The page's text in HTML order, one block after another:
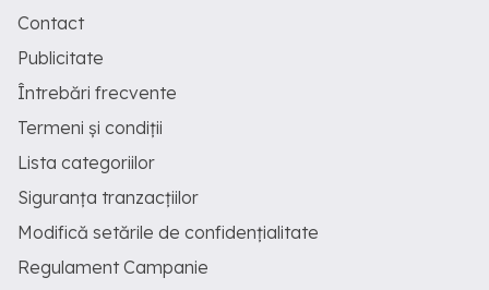
Contact
Publicitate
Întrebări frecvente
Termeni și condiții
Lista categoriilor
Siguranța tranzacțiilor
Modifică setările de confidențialitate
Regulament Campanie